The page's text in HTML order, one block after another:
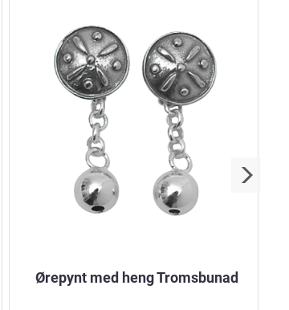
Ørepynt med heng Tromsbunad